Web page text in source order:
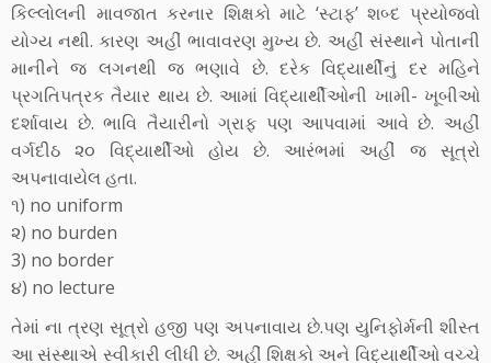
કિલ્લોલની માવજાત કરનાર શિક્ષકો માટે ‘સ્ટાફ’ શબ્દ પ્રયોજવો
યોગ્ય નથી. કારણ અહીં ભાવાવરણ મુખ્ય છે. અહીં સંસ્થાને પોતાની
માનીને જ લગનથી જ ભણાવે છે. દરેક વિદ્યાર્થીનું દર મહિને
પ્રગતિપત્રક તૈયાર થાય છે. આમાં વિદ્યાર્થીઓની ખામી- ખૂબીઓ
દર્શાવાય છે. ભાવિ તૈયારીનો ગ્રાફ પણ આપવામાં આવે છે. અહીં
વર્ગદીઠ ૨૦ વિદ્યાર્થીઓ હોય છે. આરંભમાં અહીં જ સૂત્રો
અપનાવાયેલ હતા.
૧) no uniform
૨) no burden
3) no border
૪) no lecture
તેમાં ના ત્રણ સૂત્રો હજી પણ અપનાવાય છે.પણ યુનિફોર્મની શીસ્ત
આ સંસ્થાએ સ્વીકારી લીધી છે. અહીં શિક્ષકો અને વિદ્યાર્થીઓ વચ્ચે